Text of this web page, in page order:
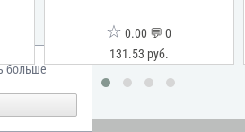
☆ 0.00 💬 0
131.53 руб.
больше